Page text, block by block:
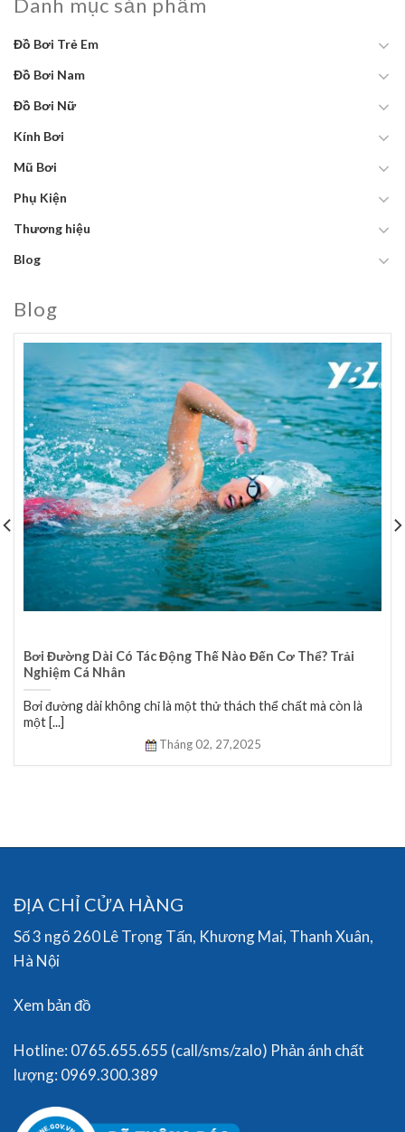
Danh mục sản phẩm
Đồ Bơi Trẻ Em
Đồ Bơi Nam
Đồ Bơi Nữ
Kính Bơi
Mũ Bơi
Phụ Kiện
Thương hiệu
Blog
Blog
Bơi Đường Dài Có Tác Động Thế Nào Đến Cơ Thể? Trải
Nghiệm Cá Nhân
Bơi đường dài không chỉ là một thử thách thể chất mà còn là
một [...]
Tháng 02, 27,2025
ĐỊA CHỈ CỬA HÀNG
Số 3 ngõ 260 Lê Trọng Tấn, Khương Mai, Thanh Xuân,
Hà Nội
Xem bản đồ
Hotline: 0765.655.655 (call/sms/zalo) Phản ánh chất
lượng: 0969.300.389